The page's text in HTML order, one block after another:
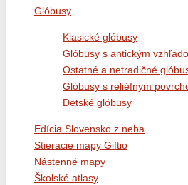
Glóbusy
Klasické glóbusy
Glóbusy s antickým
Ostatné a netradičné
Glóbusy s reliéfnym
Detské glóbusy
Edícia Slovensko z neba
Stieracie mapy Giftio
Nástenné mapy
Školské atlasy